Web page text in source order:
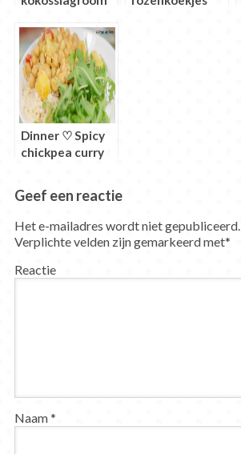
Dinner ♡ Spicy
chickpea curry
Geef een reactie
Het e-mailadres wordt niet gepubliceerd.
Verplichte velden zijn gemarkeerd met*
Reactie
Naam*